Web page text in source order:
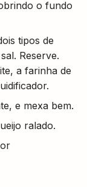
o fundo
tipos de
Reserve.
a farinha de
e mexa bem.
ralado.